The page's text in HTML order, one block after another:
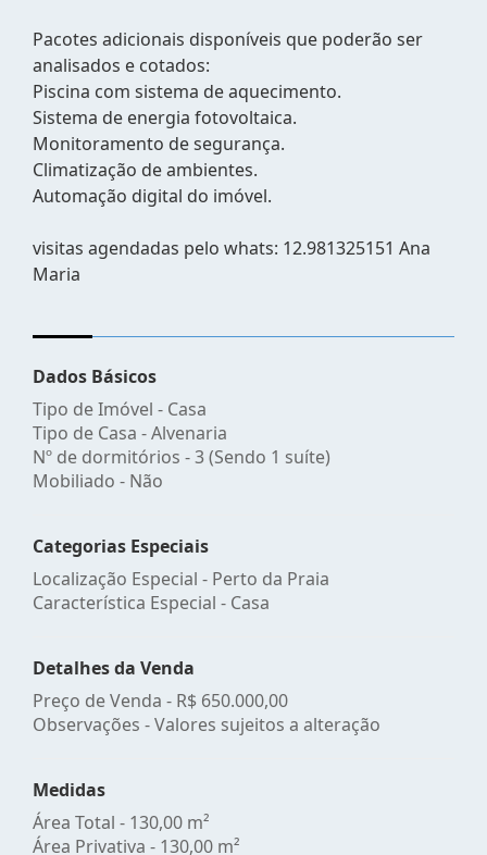
Pacotes adicionais disponíveis que poderão ser
analisados e cotados:
Piscina com sistema de aquecimento.
Sistema de energia fotovoltaica.
Monitoramento de segurança.
Climatização de ambientes.
Automação digital do imóvel.
visitas agendadas pelo whats: 12.981325151 Ana
Maria
Dados Básicos
Tipo de Imóvel - Casa
Tipo de Casa - Alvenaria
Nº de dormitórios - 3 (Sendo 1 suíte)
Mobiliado - Não
Categorias Especiais
Localização Especial - Perto da Praia
Característica Especial - Casa
Detalhes da Venda
Preço de Venda - R$ 650.000,00
Observações - Valores sujeitos a alteração
Medidas
Área Total - 130,00 m²
Área Privativa - 130,00 m²